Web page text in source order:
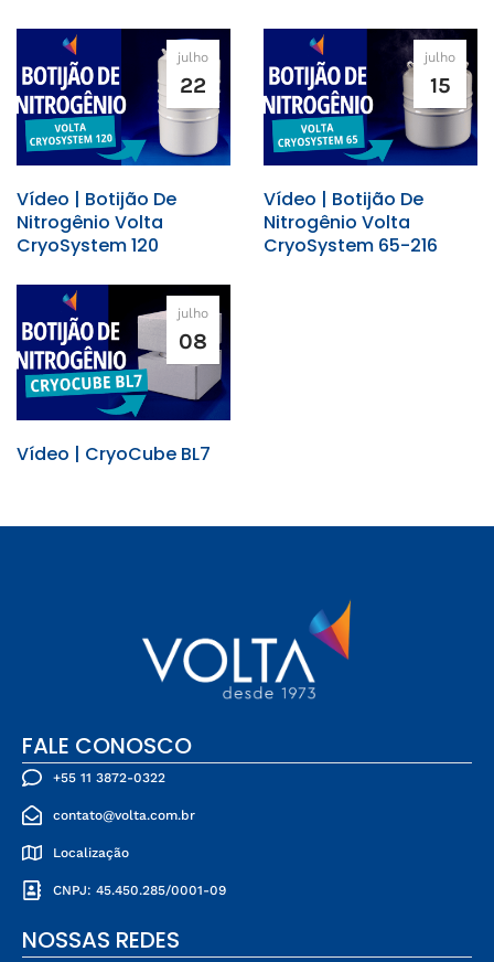
julho
22
Vídeo | Botijão De
Nitrogênio Volta
CryoSystem 120
julho
15
Vídeo | Botijão De
Nitrogênio Volta
CryoSystem 65-216
julho
08
Vídeo | CryoCube BL7
FALE CONOSCO
+55 11 3872-0322
contato@volta.com.br
Localização
CNPJ: 45.450.285/0001-09
NOSSAS REDES